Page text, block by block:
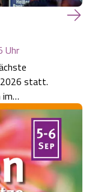
Uhr
statt.
wird Sie
bestens